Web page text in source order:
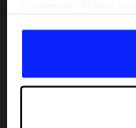
отримують у
послуг.З вашої
з метою